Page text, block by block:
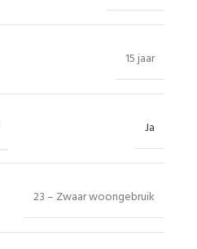
15 jaar
Ja
23 – Zwaar woongebruik